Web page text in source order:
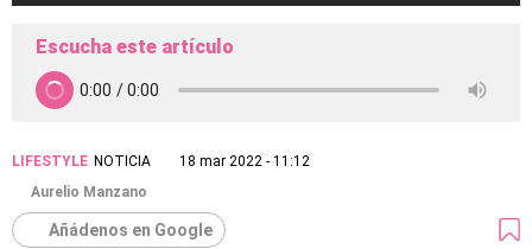
Escucha este artículo
LIFESTYLE NOTICIA
18 mar 2022 - 11:12
Aurelio Manzano
Añádenos en Google